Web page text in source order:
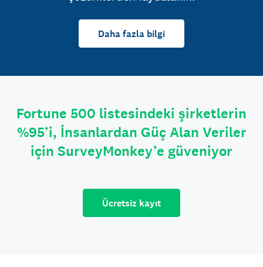
Daha fazla bilgi
Fortune 500 listesindeki şirketlerin
%95’i, İnsanlardan Güç Alan Veriler
için SurveyMonkey’e güveniyor
Ücretsiz kayıt